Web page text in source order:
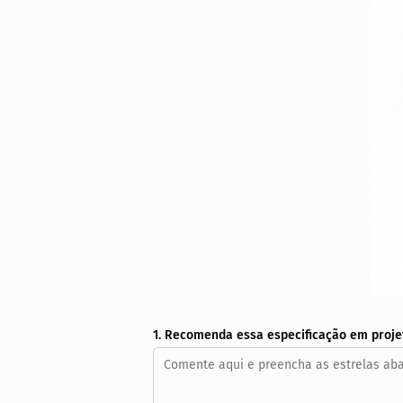
1. Recomenda essa especificação em